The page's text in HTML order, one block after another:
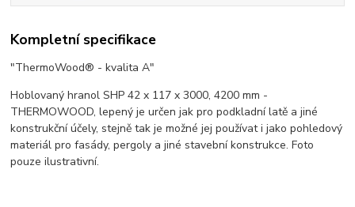
Kompletní specifikace
"ThermoWood® - kvalita A"
Hoblovaný hranol SHP 42 x 117 x 3000, 4200 mm -
THERMOWOOD, lepený je určen jak pro podkladní latě a jiné
konstrukční účely, stejně tak je možné jej používat i jako pohledový
materiál pro fasády, pergoly a jiné stavební konstrukce. Foto
pouze ilustrativní.